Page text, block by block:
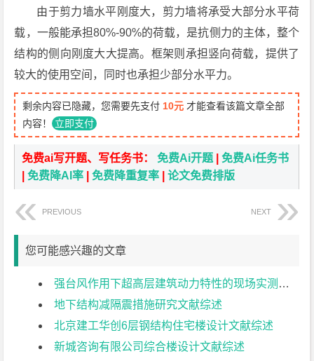
由于剪力墙水平刚度大，剪力墙将承受大部分水平荷
载，一般能承担80%-90%的荷载，是抗侧力的主体，整个
结构的侧向刚度大大提高。框架则承担竖向荷载，提供了
较大的使用空间，同时也承担少部分水平力。
剩余内容已隐藏，您需要先支付 10元 才能查看该篇文章全部
内容！ 立即支付
免费ai写开题、写任务书：免费Ai开题 |免费Ai任务书
|免费降AI率 |免费降重复率 |论文免费排版
PREVIOUS NEXT
您可能感兴趣的文章
强台风作用下超高层建筑动力特性的现场实测研究文献综述
地下结构减隔震措施研究文献综述
北京建工华创6层钢结构住宅楼设计文献综述
新城咨询有限公司综合楼设计文献综述